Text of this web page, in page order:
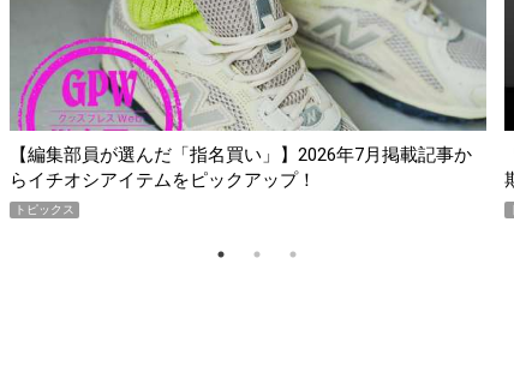
記事か
「買って損なし」の極上スマホ5選【GoodsPress
期AWARD】